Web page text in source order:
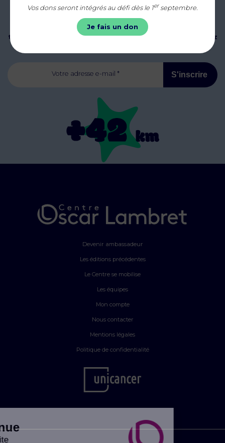
Vos dons seront intégrés au défi dès le 1er septembre.
Je fais un don
Abonnez-vous à notre newsletter mensuelle pour être
tenus informés de nos actualités, événements et ajoutez
Votre adresse e-mail * S'inscrire
Devenir ambassadeur
Les éditions précédentes
Le Centre se mobilise
Les équipes
Mon compte
Nous contacter
Mentions légales
Politique de confidentialité
Bienvenue
sur notre site